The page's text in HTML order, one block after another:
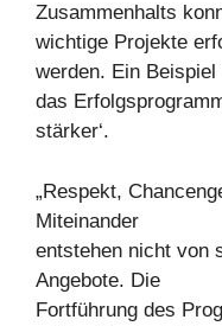
Zusammenhalts
wichtige Projekte
werden. Ein Beispiel
das
stärker‘.
„Respekt,
Miteinander
entstehen nicht von
Angebote. Die
Fortführung des